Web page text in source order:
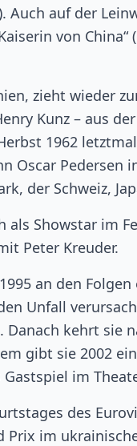
Auch auf der
von
zieht wieder
Kunz – aus
1962
Oscar
der Schweiz,
als Showstar im
Peter Kreuder.
an den
Unfall
Danach kehrt sie
gibt sie 2002
im
des
Prix im